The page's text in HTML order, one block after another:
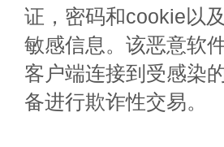
证，密码和cookie以
敏感信息。该恶意软
客户端连接到受感染
备进行欺诈性交易。